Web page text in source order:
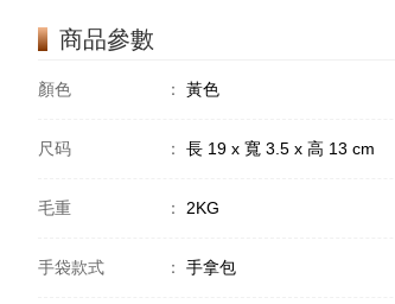
商品參數
顏色 ： 黃色
尺码 ： 長 19 x 寬 3.5 x 高 13 cm
毛重 ： 2KG
手袋款式 ： 手拿包